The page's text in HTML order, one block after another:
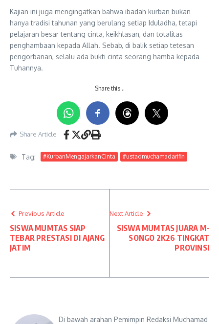
Kajian ini juga mengingatkan bahwa ibadah kurban bukan
hanya tradisi tahunan yang berulang setiap Iduladha, tetapi
pelajaran besar tentang cinta, keikhlasan, dan totalitas
penghambaan kepada Allah. Sebab, di balik setiap tetesan
pengorbanan, selalu ada bukti cinta seorang hamba kepada
Tuhannya.
Share this…
Share Article
Tag: #KurbanMengajarkanCinta #ustadmuchamadarifin
Previous Article
SISWA MUMTAS SIAP
TEBAR PRESTASI DI AJANG
JATIM
Next Article
SISWA MUMTAS JUARA M-
SONGO 2K26 TINGKAT
PROVINSI
Di bawah arahan Pemimpin Redaksi Muchamad